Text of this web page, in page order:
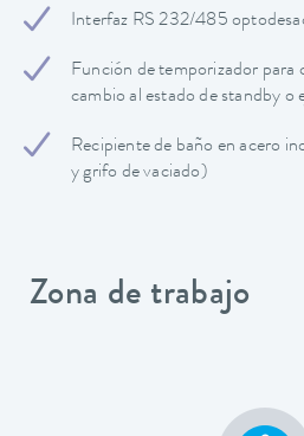
Interfaz RS 232/485
Función de temporizador para
cambio al estado de standby o
Recipiente de baño en acero
y grifo de vaciado)
Zona de trabajo